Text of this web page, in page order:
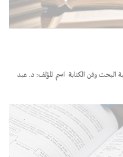
البحث وفن الكتابة اسم المؤلف: د. عبد